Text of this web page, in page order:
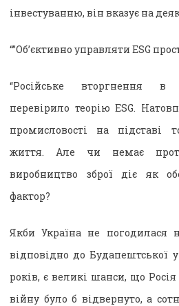
інвестуванню, він вказує на
“”Об’єктивно управляти ESG
“Російське вторгнення в
перевірило теорію ESG.
промисловості на підставі
життя. Але чи немає
виробництво зброї діє як
фактор?
Якби Україна не погодилася
відповідно до Будапештської
років, є великі шанси, що
війну було б відвернуто, а